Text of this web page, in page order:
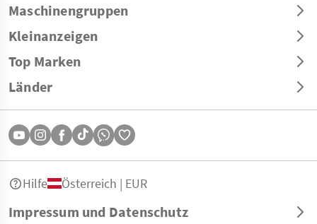
Maschinengruppen
Kleinanzeigen
Top Marken
Länder
Impressum und Datenschutz
Hilfe Österreich | EUR